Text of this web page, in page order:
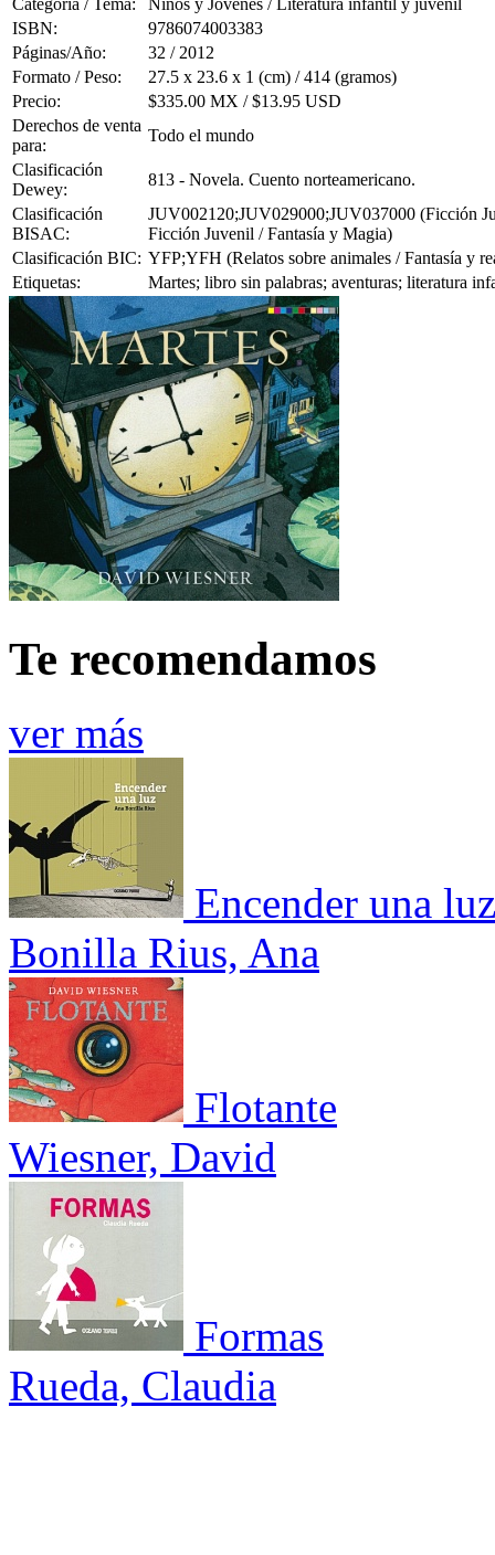
ISBN:
9786074003383
Páginas/Año:
32 / 2012
Formato / Peso:
27.5 x 23.6 x 1 (cm) / 414 (gramos)
Precio:
$335.00 MX / $13.95 USD
Derechos de venta
para:
Todo el mundo
Clasificación
Dewey:
813 - Novela. Cuento norteamericano.
Clasificación
BISAC:
JUV002120;JUV029000;JUV037000 (Ficción
Ficción Juvenil / Fantasía y Magia)
Clasificación BIC: YFP;YFH (Relatos sobre animales / Fantasía y
Etiquetas:
Martes; libro sin palabras; aventuras; literatura
Te recomendamos
ver más
Encender una luz
Bonilla Rius, Ana
Flotante
Wiesner, David
Formas
Rueda, Claudia